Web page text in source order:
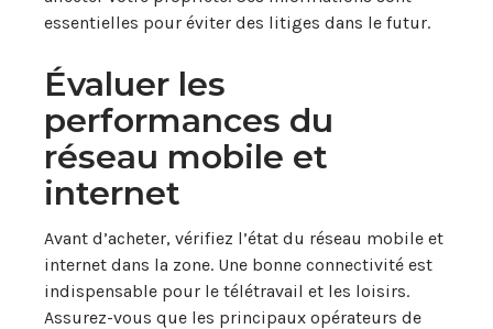
essentielles pour éviter des litiges dans le futur.
Évaluer les
performances du
réseau mobile et
internet
Avant d’acheter, vérifiez l’état du réseau mobile et
internet dans la zone. Une bonne connectivité est
indispensable pour le télétravail et les loisirs.
Assurez-vous que les principaux opérateurs de